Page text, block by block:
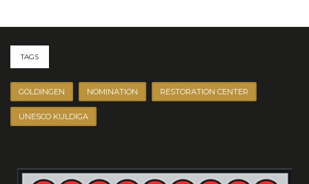
TAGS
GOLDINGEN NOMINATION RESTORATION CENTER
UNESCO KULDIGA